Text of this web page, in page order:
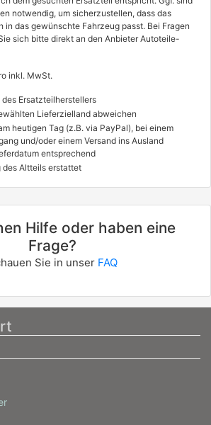
notwendig, um sicherzustellen, dass das
in das gewünschte Fahrzeug passt. Bei Fragen
sich bitte direkt an den Anbieter Autoteile-
inkl. MwSt.
Ersatzteilherstellers
Lieferzielland abweichen
heutigen Tag (z.B. via PayPal), bei einem
und/oder einem Versand ins Ausland
entsprechend
des Altteils erstattet
Hilfe oder haben eine
Frage?
Sie in unser FAQ